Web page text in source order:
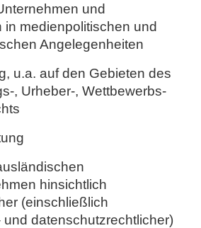
und
in medienpolitischen und
Angelegenheiten
u.a. auf den Gebieten des
, Urheber-, Wettbewerbs-
hinsichtlich
(einschließlich
und datenschutzrechtlicher)